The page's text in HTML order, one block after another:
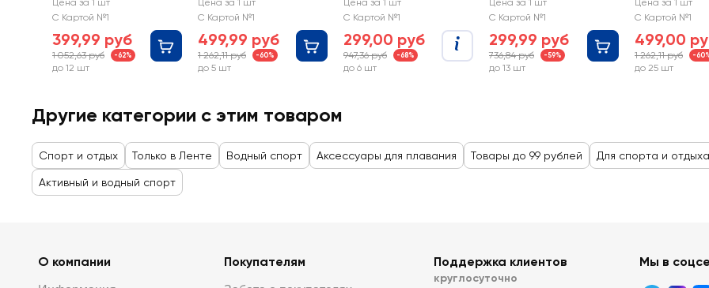
36448
Цена за 1 шт
С Картой №1
399,99 руб
1 052,63 руб -62%
до 12 шт
36352
Цена за 1 шт
С Картой №1
499,99 руб
1 262,11 руб -60%
до 5 шт
ручками, Арт. 35279
Цена за 1 шт
С Картой №1
299,00 руб
947,36 руб -68%
до 6 шт
Арт. WDF-P021
Цена за 1 шт
С Картой №1
299,99 руб
736,84 руб -59%
до 13 шт
лента
Цена за 1 шт
С Картой №1
499,00
1 262,11 руб -
до 25 шт
Другие категории с этим товаром
Спорт и отдых Только в Ленте Водный спорт Аксессуары для плавания Товары до 99 рублей Для спорта и отдыха
Активный и водный спорт
О компании Покупателям Поддержка клиентов
круглосуточно
Мы в